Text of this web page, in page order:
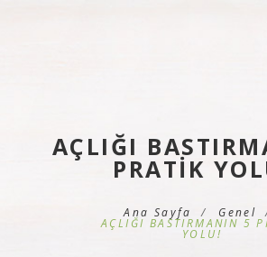
AÇLIĞI
PRATİK
Ana Sayfa Genel
AÇLIĞI BASTIRMANIN 5
YOLU!